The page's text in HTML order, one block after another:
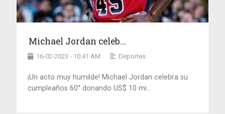
Michael Jordan celeb...
16-02-2023 - 10:41 AM Deportes
¡Un acto muy humilde! Michael Jordan celebra su
cumpleaños 60° donando US$ 10 mi...